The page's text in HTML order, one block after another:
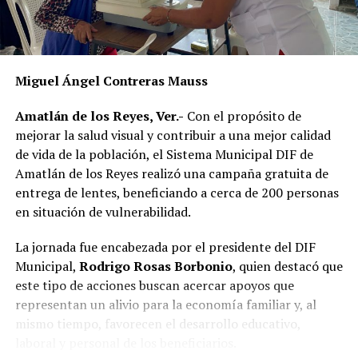
Miguel Ángel Contreras Mauss
Amatlán de los Reyes, Ver.- Con el propósito de
mejorar la salud visual y contribuir a una mejor calidad
de vida de la población, el Sistema Municipal DIF de
Amatlán de los Reyes realizó una campaña gratuita de
entrega de lentes, beneficiando a cerca de 200 personas
en situación de vulnerabilidad.
La jornada fue encabezada por el presidente del DIF
Municipal, Rodrigo Rosas Borbonio, quien destacó que
este tipo de acciones buscan acercar apoyos que
representan un alivio para la economía familiar y, al
mismo tiempo, favorecen el desarrollo educativo,